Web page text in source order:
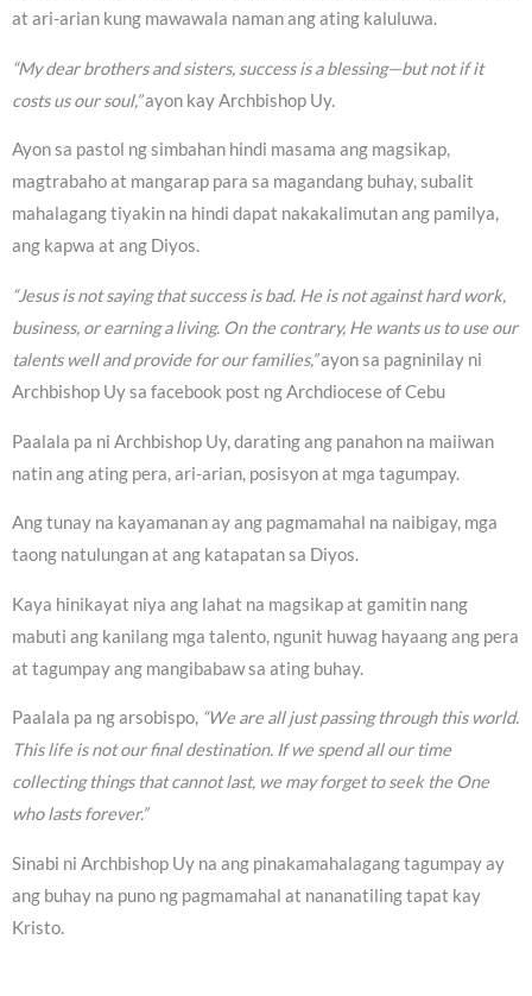
at ari-arian kung mawawala naman ang ating kaluluwa.
“My dear brothers and sisters, success is a blessing—but not if it
costs us our soul,”ayon kay Archbishop Uy.
Ayon sa pastol ng simbahan hindi masama ang magsikap,
magtrabaho at mangarap para sa magandang buhay, subalit
mahalagang tiyakin na hindi dapat nakakalimutan ang pamilya,
ang kapwa at ang Diyos.
“Jesus is not saying that success is bad. He is not against hard work,
business, or earning a living. On the contrary, He wants us to use our
talents well and provide for our families,”ayon sa pagninilay ni
Archbishop Uy sa facebook post ng Archdiocese of Cebu
Paalala pa ni Archbishop Uy, darating ang panahon na maiiwan
natin ang ating pera, ari-arian, posisyon at mga tagumpay.
Ang tunay na kayamanan ay ang pagmamahal na naibigay, mga
taong natulungan at ang katapatan sa Diyos.
Kaya hinikayat niya ang lahat na magsikap at gamitin nang
mabuti ang kanilang mga talento, ngunit huwag hayaang ang pera
at tagumpay ang mangibabaw sa ating buhay.
Paalala pa ng arsobispo, “We are all just passing through this world.
This life is not our final destination. If we spend all our time
collecting things that cannot last, we may forget to seek the One
who lasts forever.”
Sinabi ni Archbishop Uy na ang pinakamahalagang tagumpay ay
ang buhay na puno ng pagmamahal at nananatiling tapat kay
Kristo.